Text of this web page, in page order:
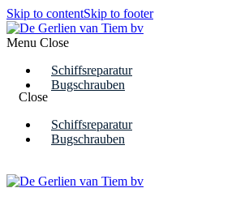
Skip to contentSkip to footer
Menu Close
Schiffsreparatur
Bugschrauben
Close
Schiffsreparatur
Bugschrauben